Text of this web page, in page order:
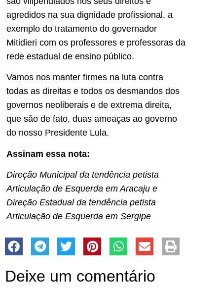
agredidos na sua dignidade profissional, a
exemplo do tratamento do governador
Mitidieri com os professores e professoras da
rede estadual de ensino público.
Vamos nos manter firmes na luta contra
todas as direitas e todos os desmandos dos
governos neoliberais e de extrema direita,
que são de fato, duas ameaças ao governo
do nosso Presidente Lula.
Assinam essa nota:
Direção Municipal da tendência petista
Articulação de Esquerda em Aracaju e
Direção Estadual da tendência petista
Articulação de Esquerda em Sergipe
Deixe um comentário